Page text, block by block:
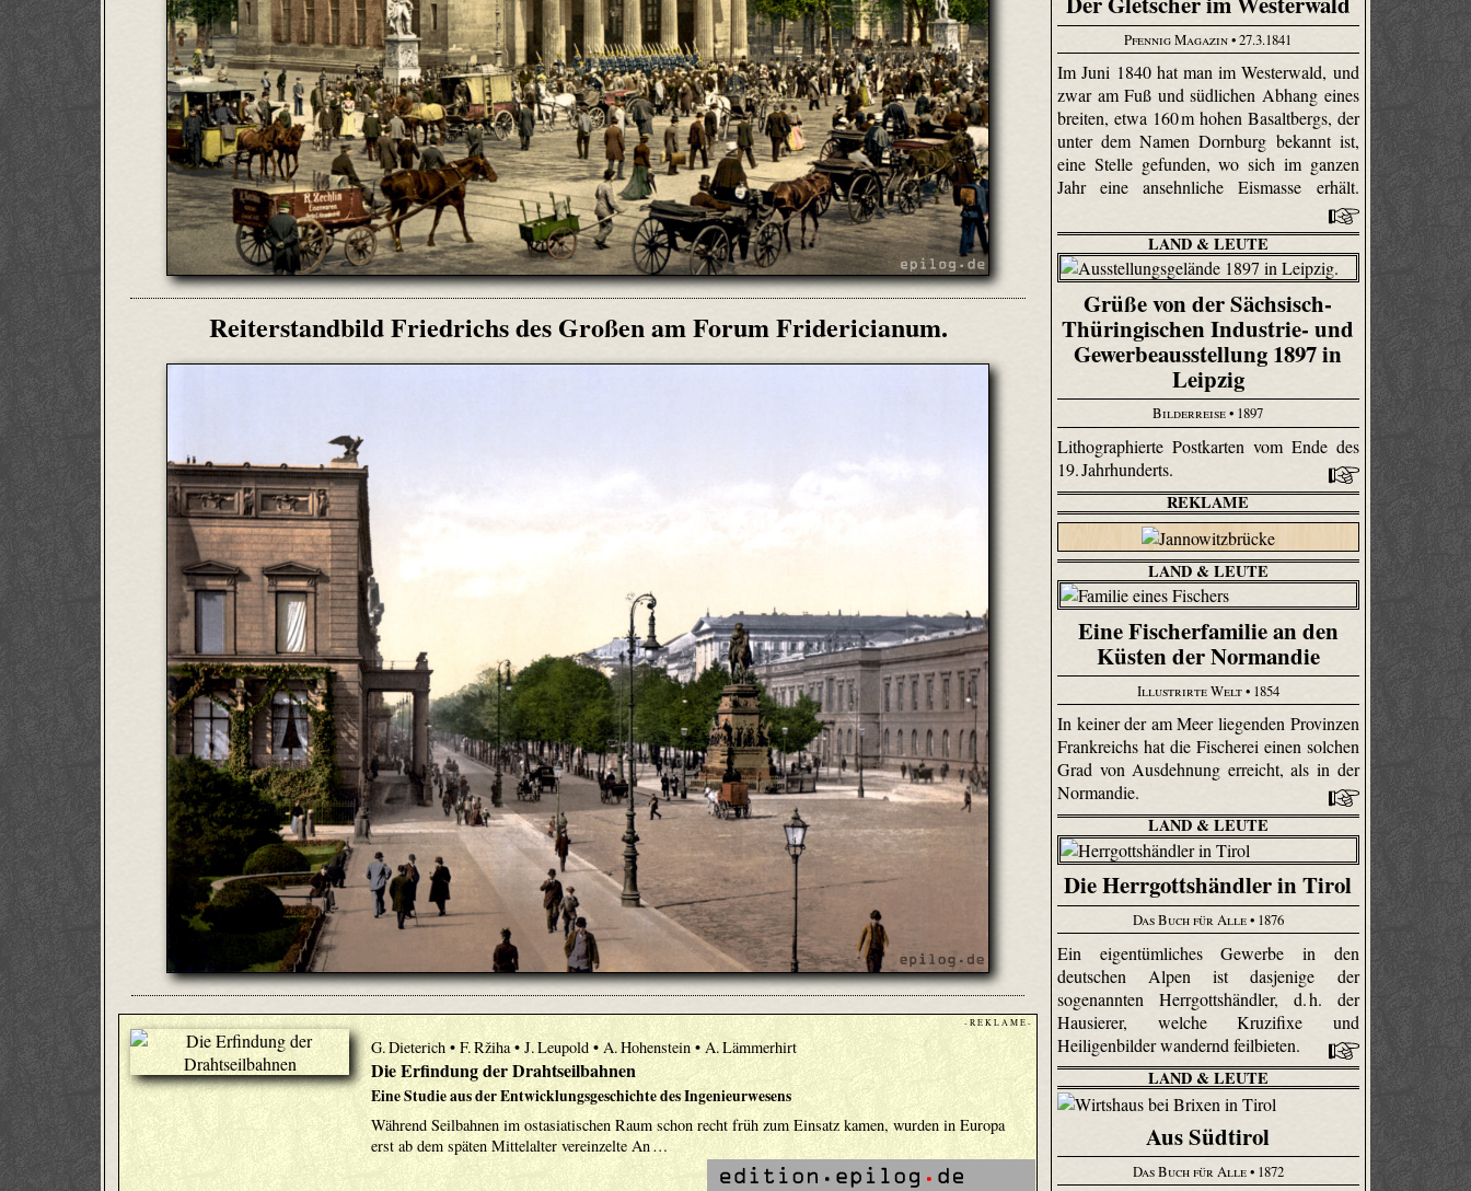
Reiterstandbild Friedrichs des Großen am Forum Fridericianum.
- R E K L A M E -
G. Dieterich • F. Ržiha • J. Leupold • A. Hohenstein • A. Lämmerhirt
Die Erfindung der Drahtseilbahnen
Eine Studie aus der Entwicklungsgeschichte des Ingenieurwesens
Während Seilbahnen im ostasiatischen Raum schon recht früh zum Einsatz kamen, wurden in Europa
erst ab dem späten Mittelalter vereinzelte An …
Pfennig Magazin• 27.3.1841
Im Juni 1840 hat man im Westerwald, und
zwar am Fuß und südlichen Abhang eines
breiten, etwa 160 m hohen Basaltbergs, der
unter dem Namen Dornburg bekannt ist,
eine Stelle gefunden, wo sich im ganzen
Jahr eine ansehnliche Eismasse erhält.
LAND & LEUTE
Grüße von der Sächsisch-
Thüringischen Industrie- und
Gewerbeausstellung 1897 in
Leipzig
Bilderreise• 1897
Lithographierte Postkarten vom Ende des
19. Jahrhunderts.
REKLAME
LAND & LEUTE
Eine Fischerfamilie an den
Küsten der Normandie
Illustrirte Welt• 1854
In keiner der am Meer liegenden Provinzen
Frankreichs hat die Fischerei einen solchen
Grad von Ausdehnung erreicht, als in der
Normandie.
LAND & LEUTE
Die Herrgottshändler in Tirol
Das Buch für Alle• 1876
Ein eigentümliches Gewerbe in den
deutschen Alpen ist dasjenige der
sogenannten Herrgottshändler, d. h. der
Hausierer, welche Kruzifixe und
Heiligenbilder wandernd feilbieten.
LAND & LEUTE
Aus Südtirol
Das Buch für Alle• 1872